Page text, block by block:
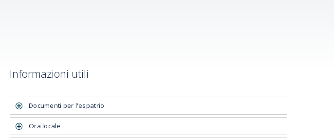
Informazioni utili
Documenti per l'espatrio
Ora locale